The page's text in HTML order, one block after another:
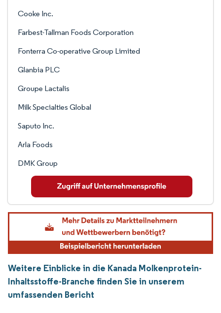
Cooke Inc.
Farbest-Tallman Foods Corporation
Fonterra Co-operative Group Limited
Glanbia PLC
Groupe Lactalis
Milk Specialties Global
Saputo Inc.
Arla Foods
DMK Group
Weitere Einblicke in die Kanada Molkenprotein-
Inhaltsstoffe-Branche finden Sie in unserem
umfassenden Bericht